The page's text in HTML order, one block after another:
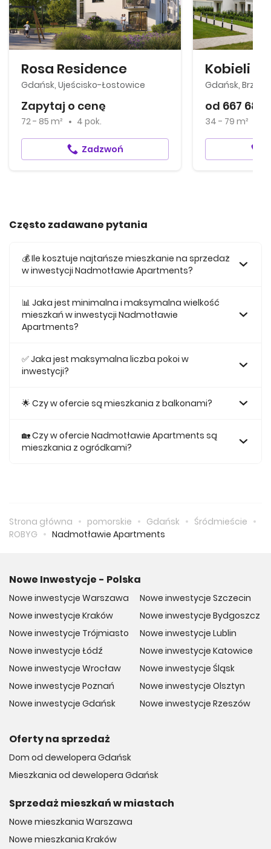
kontaktu w celu udzielenia odpowiedzi na moje zapytanie
lub przedstawienia oferty marketingowej. Zgoda obejmuje
kontakt telefoniczny lub drogą elektroniczną, w zależności
od danych pozostawionych w formularzu, z
końcowych. Jednocześnie oświadczam, że zapoznałem
się z informacjami o przetwarzaniu danych osobowych
Rosa Residence
Gdańsk, Ujeścisko-Łostowice
Zapytaj o cenę
72 - 85 m² 4 pok.
Zadzwoń
Kobieli 4
Gdańsk,
od 667 680
34 - 79 m²
Często zadawane pytania
💰 Ile kosztuje najtańsze mieszkanie na sprzedaż
w inwestycji Nadmotławie Apartments?
578 475 zł.
📊 Jaka jest minimalna i maksymalna wielkość
mieszkań w inwestycji Nadmotławie
Apartments?
Nadmotławie Apartments posiada 115,59, natomiast
najmniejsze mieszkanie ma metraż 25,57.
✅ Jaka jest maksymalna liczba pokoi w
inwestycji?
Apartments posiada 4.
🌟 Czy w ofercie są mieszkania z balkonami?
ofertę mieszkań z balkonami.
🏡 Czy w ofercie Nadmotławie Apartments są
mieszkania z ogródkami?
Strona główna pomorskie Gdańsk
Śródmieście
ROBYG
Nadmotławie Apartments
Nowe Inwestycje - Polska
Nowe inwestycje Warszawa
Nowe inwestycje Kraków
Nowe inwestycje Trójmiasto
Nowe inwestycje Łódź
Nowe inwestycje Wrocław
Nowe inwestycje Poznań
Nowe inwestycje Gdańsk
Nowe inwestycje Szczecin
Nowe inwestycje Bydgoszcz
Nowe inwestycje Lublin
Nowe inwestycje Katowice
Nowe inwestycje Śląsk
Nowe inwestycje Olsztyn
Nowe inwestycje Rzeszów
Oferty na sprzedaż
Dom od dewelopera Gdańsk
Mieszkania od dewelopera Gdańsk
Sprzedaż mieszkań w miastach
Nowe mieszkania Warszawa
Nowe mieszkania Kraków